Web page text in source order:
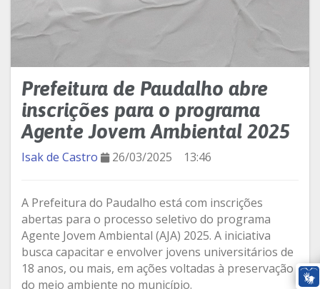
Prefeitura de Paudalho abre
inscrições para o programa
Agente Jovem Ambiental 2025
Isak de Castro 26/03/2025 13:46
A Prefeitura do Paudalho está com inscrições
abertas para o processo seletivo do programa
Agente Jovem Ambiental (AJA) 2025. A iniciativa
busca capacitar e envolver jovens universitários de
18 anos, ou mais, em ações voltadas à preservação
do meio ambiente no município.